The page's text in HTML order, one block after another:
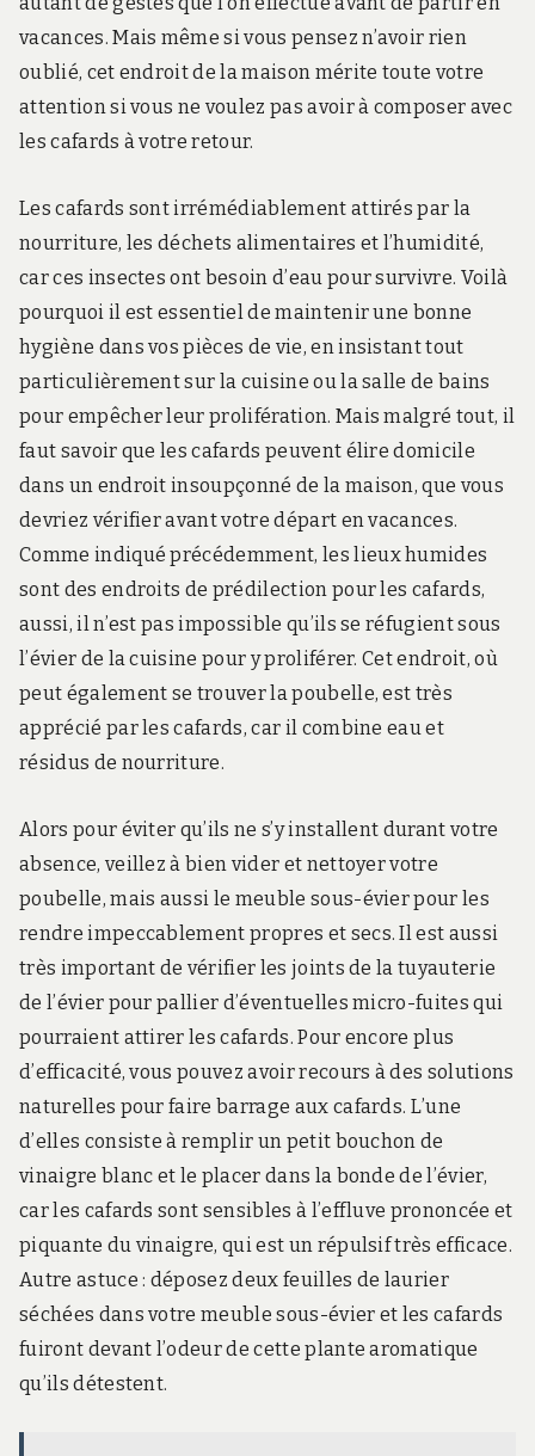
vacances. Mais même si vous pensez n’avoir rien
oublié, cet endroit de la maison mérite toute votre
attention si vous ne voulez pas avoir à composer avec
les cafards à votre retour.
Les cafards sont irrémédiablement attirés par la
nourriture, les déchets alimentaires et l’humidité,
car ces insectes ont besoin d’eau pour survivre. Voilà
pourquoi il est essentiel de maintenir une bonne
hygiène dans vos pièces de vie, en insistant tout
particulièrement sur la cuisine ou la salle de bains
pour empêcher leur prolifération. Mais malgré tout, il
faut savoir que les cafards peuvent élire domicile
dans un endroit insoupçonné de la maison, que vous
devriez vérifier avant votre départ en vacances.
Comme indiqué précédemment, les lieux humides
sont des endroits de prédilection pour les cafards,
aussi, il n’est pas impossible qu’ils se réfugient sous
l’évier de la cuisine pour y proliférer. Cet endroit, où
peut également se trouver la poubelle, est très
apprécié par les cafards, car il combine eau et
résidus de nourriture.
Alors pour éviter qu’ils ne s’y installent durant votre
absence, veillez à bien vider et nettoyer votre
poubelle, mais aussi le meuble sous-évier pour les
rendre impeccablement propres et secs. Il est aussi
très important de vérifier les joints de la tuyauterie
de l’évier pour pallier d’éventuelles micro-fuites qui
pourraient attirer les cafards. Pour encore plus
d’efficacité, vous pouvez avoir recours à des solutions
naturelles pour faire barrage aux cafards. L’une
d’elles consiste à remplir un petit bouchon de
vinaigre blanc et le placer dans la bonde de l’évier,
car les cafards sont sensibles à l’effluve prononcée et
piquante du vinaigre, qui est un répulsif très efficace.
Autre astuce : déposez deux feuilles de laurier
séchées dans votre meuble sous-évier et les cafards
fuiront devant l’odeur de cette plante aromatique
qu’ils détestent.